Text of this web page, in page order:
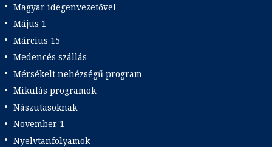
Magyar idegenvezetővel
Május 1
Március 15
Medencés szállás
Mérsékelt nehézségű program
Mikulás programok
Nászutasoknak
November 1
Nyelvtanfolyamok